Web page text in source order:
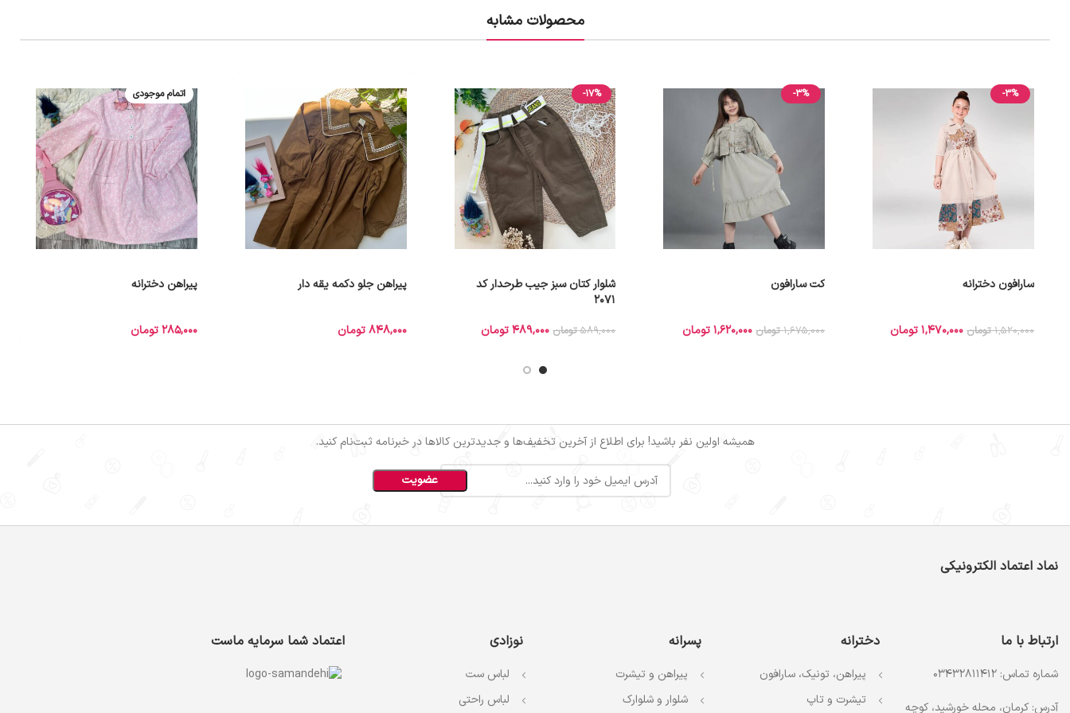
محصولات مشابه
-3%
سارافون دخترانه
1,520,000 تومان 1,470,000تومان
-3%
کت سارافون
1,675,000 تومان 1,620,000 تومان
-17%
شلوار کتان سبز جیب طرحدار کد
2071
589,000 تومان 489,000 تومان
پیراهن جلو دکمه یقه دار
848,000 تومان
اتمام موجودی
پیراهن دخترانه
285,000تومان
همیشه اولین نفر باشید! برای اطلاع از آخرین تخفیف‌ها و جدیدترین کالاها در خبرنامه ثبت‌نام کنید.
نماد اعتماد الکترونیکی
ارتباط با ما
شماره تماس: 03432811412
آدرس: کرمان، محله خورشید، کوچه
دخترانه
پیراهن، تونیک، سارافون
تیشرت و تاپ
پسرانه
پیراهن و تیشرت
شلوار و شلوارک
نوزادی
لباس ست
لباس راحتی
اعتماد شما سرمایه ماست